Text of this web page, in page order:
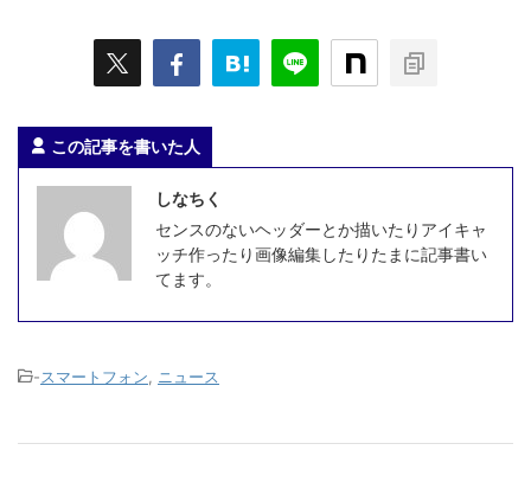
この記事を書いた人
しなちく
センスのないヘッダーとか描いたりアイキャ
ッチ作ったり画像編集したりたまに記事書い
てます。
-スマートフォン ニュース